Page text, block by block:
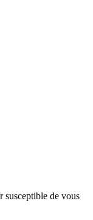
susceptible de vous